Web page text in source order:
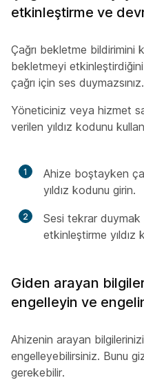
etkinleştirme ve
Çağrı bekletme bildirimini
bekletmeyi
çağrı için ses duymazsınız.
Yöneticiniz veya hizmet
verilen yıldız kodunu
1
Ahize boştayken
yıldız kodunu girin.
2
Sesi tekrar duymak
etkinleştirme yıldız
Giden arayan
engelleyin ve
Ahizenin arayan
engelleyebilirsiniz. Bunu
gerekebilir.